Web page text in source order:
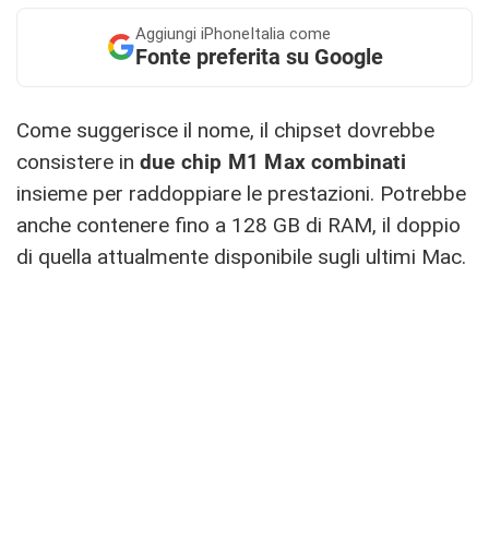
Aggiungi iPhoneItalia come
Fonte preferita su Google
Come suggerisce il nome, il chipset dovrebbe
consistere in due chip M1 Max combinati
insieme per raddoppiare le prestazioni. Potrebbe
anche contenere fino a 128 GB di RAM, il doppio
di quella attualmente disponibile sugli ultimi Mac.